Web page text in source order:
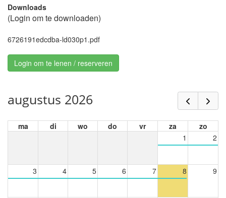
Downloads
(Login om te downloaden)
6726191edcdba-ld030p1.pdf
Login om te lenen / reserveren
augustus 2026
ma di wo do vr za
zo
1
2
3 4 5 6 7 8 9